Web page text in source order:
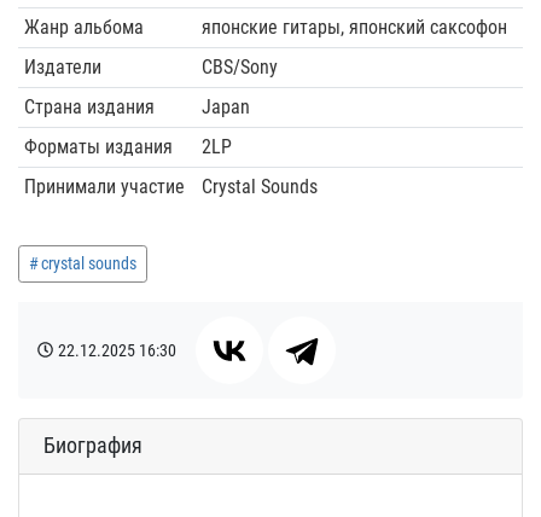
Жанр альбома
японские гитары, японский саксофон
Издатели
CBS/Sony
Страна издания
Japan
Форматы издания
2LP
Принимали участие
Crystal Sounds
crystal sounds
22.12.2025 16:30
Биография